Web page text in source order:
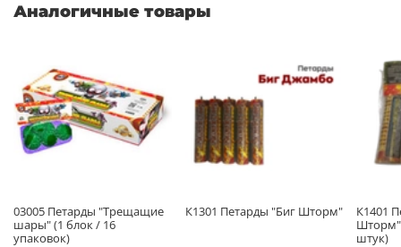
Аналогичные товары
03005 Петарды "Трещащие
шары" (1 блок / 16
упаковок)
К1301 Петарды "Биг Шторм"
К1401
Шторм"
штук)